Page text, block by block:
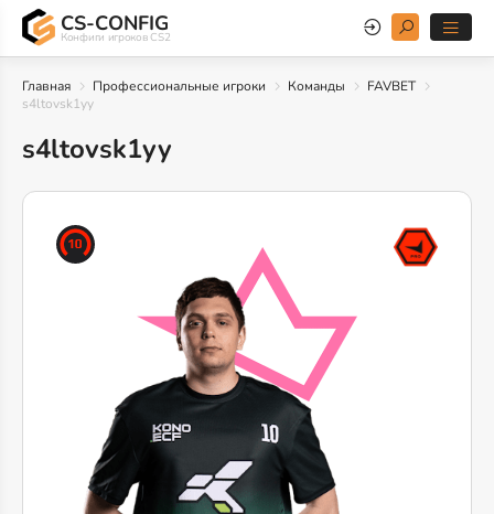
CS-CONFIG
Конфиги игроков CS2
Главная Профессиональные игроки Команды
FAVBET
s4ltovsk1yy
s4ltovsk1yy